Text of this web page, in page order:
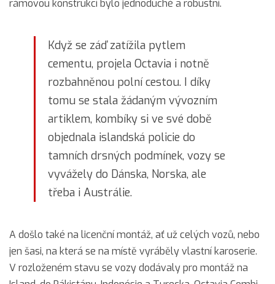
rámovou konstrukcí bylo jednoduché a robustní.
Když se záď zatížila pytlem
cementu, projela Octavia i notně
rozbahněnou polní cestou. I díky
tomu se stala žádaným vývozním
artiklem, kombíky si ve své době
objednala islandská policie do
tamních drsných podmínek, vozy se
vyvážely do Dánska, Norska, ale
třeba i Austrálie.
A došlo také na licenční montáž, ať už celých vozů, nebo
jen šasi, na která se na místě vyráběly vlastní karoserie.
V rozloženém stavu se vozy dodávaly pro montáž na